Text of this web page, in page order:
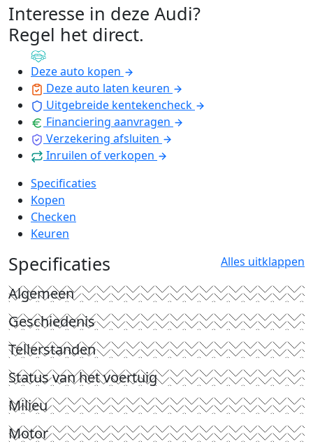
Interesse in deze Audi?
Regel het direct.
Deze auto kopen
Deze auto laten keuren
Uitgebreide kentekencheck
Financiering aanvragen
Verzekering afsluiten
Inruilen of verkopen
Specificaties
Kopen
Checken
Keuren
Specificaties Alles uitklappen
Algemeen
Geschiedenis
Tellerstanden
Status van het voertuig
Milieu
Motor